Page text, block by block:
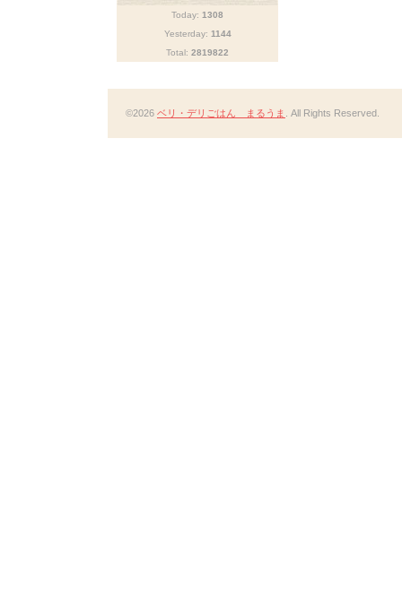
Today: 1308
Yesterday: 1144
Total: 2819822
©2026 ベリ・デリごはん まるうま . All Rights Reserved.